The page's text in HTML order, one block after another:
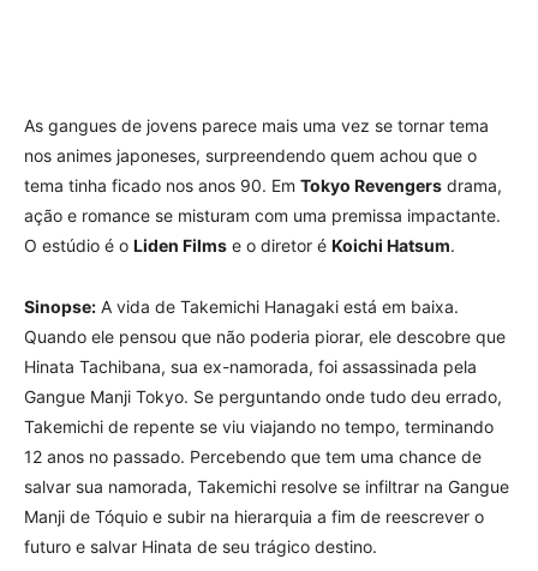
As gangues de jovens parece mais uma vez se tornar tema
nos animes japoneses, surpreendendo quem achou que o
tema tinha ficado nos anos 90. Em Tokyo Revengers drama,
ação e romance se misturam com uma premissa impactante.
O estúdio é o Liden Films e o diretor é Koichi Hatsum.
Sinopse: A vida de Takemichi Hanagaki está em baixa.
Quando ele pensou que não poderia piorar, ele descobre que
Hinata Tachibana, sua ex-namorada, foi assassinada pela
Gangue Manji Tokyo. Se perguntando onde tudo deu errado,
Takemichi de repente se viu viajando no tempo, terminando
12 anos no passado. Percebendo que tem uma chance de
salvar sua namorada, Takemichi resolve se infiltrar na Gangue
Manji de Tóquio e subir na hierarquia a fim de reescrever o
futuro e salvar Hinata de seu trágico destino.